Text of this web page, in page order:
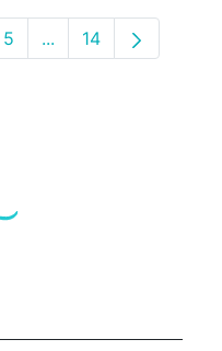
Página
5 ...Páginas intermedias
Página
14